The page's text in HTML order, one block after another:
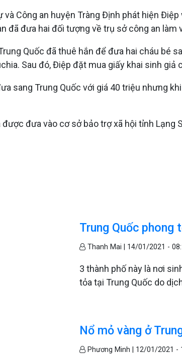
Công an huyện Tràng Định phát hiện
đã đưa hai đối tượng về trụ sở công an làm
Quốc đã thuê hắn để đưa hai cháu bé
Sau đó, Điệp đặt mua giấy khai sinh giả
sang Trung Quốc với giá 40 triệu nhưng
đưa vào cơ sở bảo trợ xã hội tỉnh Lạng
Trung Quốc phong
Thanh Mai | 14/01/2021 -
3 thành phố này là nơi
tỏa tại Trung Quốc do
Nổ mỏ vàng ở
Phương Minh | 12/01/2021 -